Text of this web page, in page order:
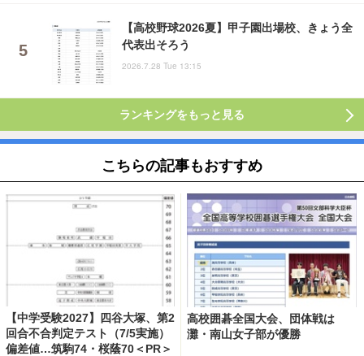
【高校野球2026夏】甲子園出場校、きょう全
代表出そろう
2026.7.28 Tue 13:15
ランキングをもっと見る
こちらの記事もおすすめ
【中学受験2027】四谷大塚、第2
回合不合判定テスト（7/5実施）
偏差値…筑駒74・桜蔭70＜PR＞
高校囲碁全国大会、団体戦は
灘・南山女子部が優勝